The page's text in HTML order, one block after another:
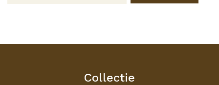
Collectie